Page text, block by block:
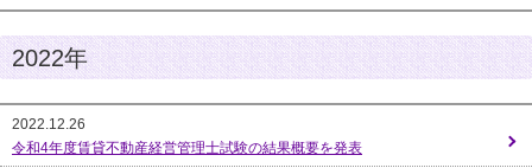
2022年
2022.12.26
令和4年度賃貸不動産経営管理士試験の結果概要を発表